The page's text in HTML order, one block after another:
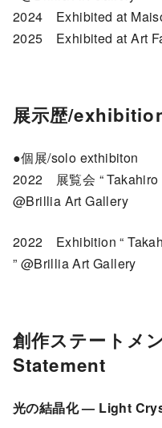
2024 Exhibited at
2025 Exhibited at Art
展示歴/
●個展/solo exthibiton
2022 展覧会 “ Takahiro
@Brillia Art Gallery
2022 Exhibition “
” @Brillia Art Gallery
創作ステートメ
Statement
光の結晶化 — Light